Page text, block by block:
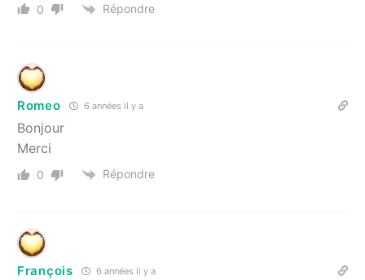
0 Répondre
Romeo 6 années il y a
Bonjour
Merci
0 Répondre
François 6 années il y a